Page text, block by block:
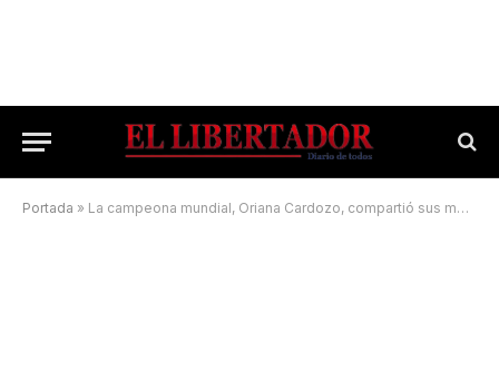
Portada » La campeona mundial, Oriana Cardozo, compartió sus medallas con Tassano